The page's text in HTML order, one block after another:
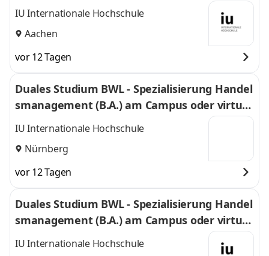
IU Internationale Hochschule
Aachen
vor 12 Tagen
Duales Studium BWL - Spezialisierung Handel
smanagement (B.A.) am Campus oder virtuel
l
IU Internationale Hochschule
Nürnberg
vor 12 Tagen
Duales Studium BWL - Spezialisierung Handel
smanagement (B.A.) am Campus oder virtuel
l
IU Internationale Hochschule